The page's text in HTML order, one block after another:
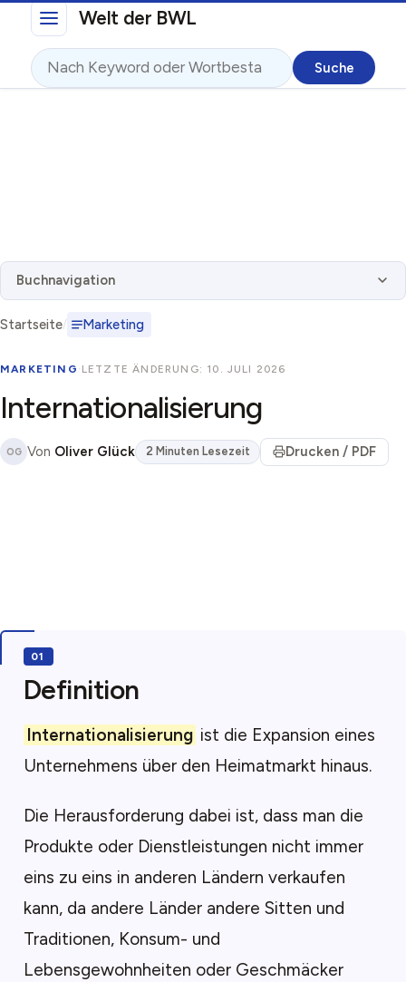
Direkt zum InhaltWelt der BWL
Suche
Buchnavigation
Startseite Marketing
MARKETING · LETZTE ÄNDERUNG: 10. JULI 2026
Internationalisierung
OG Von Oliver Glück 2 Minuten Lesezeit Drucken / PDF
Definition
Internationalisierung ist die Expansion eines
Unternehmens über den Heimatmarkt hinaus.
Die Herausforderung dabei ist, dass man die
Produkte oder Dienstleistungen nicht immer
eins zu eins in anderen Ländern verkaufen
kann, da andere Länder andere Sitten und
Traditionen, Konsum- und
Lebensgewohnheiten oder Geschmäcker